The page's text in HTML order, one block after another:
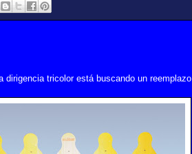
tricolor está buscando un reemplazo